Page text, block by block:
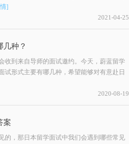
]
2021-04-25
几种？
收到来自导师的面试邀约。今天，蔚蓝留学
试形式主要有哪几种，希望能够对有意赴日
2020-08-19
案
的，那日本留学面试中我们会遇到哪些常见